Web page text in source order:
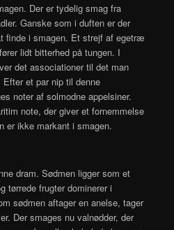
Der er tydelig smag fra
Ganske som i duften er der
finde i smagen. Et strejf af egetræ
lidt bitterhed på tungen. I
det associationer til det man
et par nip til denne
noter af solmodne appelsiner.
note, der giver et fornemmelse
er ikke markant i smagen.
dram. Sødmen ligger som et
tørrede frugter dominerer i
sødmen aftager en anelse, tager
Der smages nu valnødder, der